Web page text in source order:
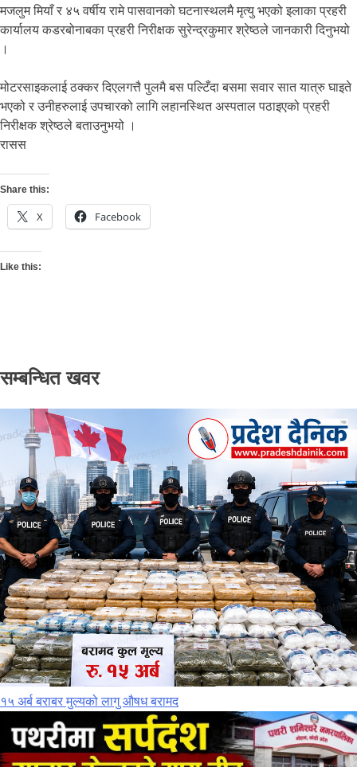
मजलुम मियाँ र ४५ वर्षीय रामे पासवानको घटनास्थलमै मृत्यु भएको इलाका प्रहरी
कार्यालय कडरबोनाबका प्रहरी निरीक्षक सुरेन्द्रकुमार श्रेष्ठले जानकारी दिनुभयो
।
मोटरसाइकलाई ठक्कर दिएलगत्तै पुलमै बस पल्टिँदा बसमा सवार सात यात्रु घाइते
भएको र उनीहरुलाई उपचारको लागि लहानस्थित अस्पताल पठाइएको प्रहरी
निरीक्षक श्रेष्ठले बताउनुभयो ।
रासस
Share this:
X Facebook
Like this:
सम्बन्धित खवर
१५ अर्ब बराबर मुल्यको लागु औषध बरामद